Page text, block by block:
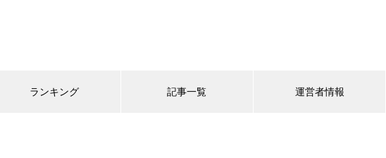
ランキング 記事一覧 運営者情報